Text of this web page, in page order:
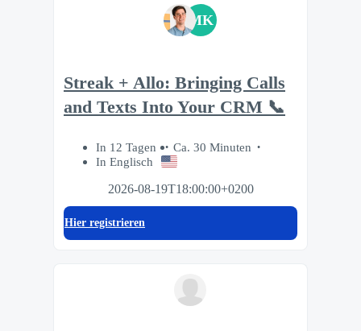
MK
Streak + Allo: Bringing Calls
and Texts Into Your CRM 📞
In 12 Tagen
Ca. 30 Minuten
In Englisch
2026-08-19T18:00:00+0200
Hier registrieren